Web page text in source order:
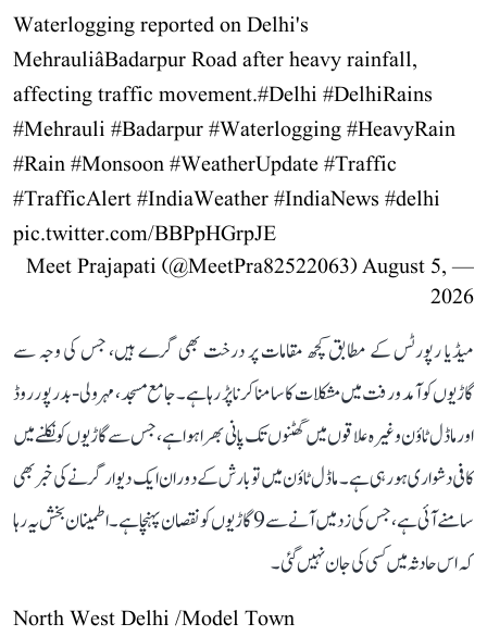
Waterlogging reported on Delhi's
MehrauliâBadarpur Road after heavy rainfall,
affecting traffic movement.#Delhi #DelhiRains
#Mehrauli #Badarpur#Waterlogging#HeavyRain
#Rain#Monsoon#WeatherUpdate#Traffic
#TrafficAlert#IndiaWeather#IndiaNews #delhi
pic.twitter.com/BBPpHGrpJE
— Meet Prajapati (@MeetPra82522063)
August 5,
2026
میڈیا رپورٹس کے مطابق کچھ مقامات پر درخت بھی گرے ہیں، جس کی وجہ سے
گاڑیوں کو آمد و رفت میں مشکلات کا سامنا کرنا پڑ رہا ہے۔ جامع مسجد، مہرولی-بدرپور روڈ
اور ماڈل ٹاؤن وغیرہ علاقوں میں گھٹنوں تک پانی بھرا ہوا ہے، جس سے گاڑیوں کو نکلنے میں
کافی دشواری ہو رہی ہے۔ ماڈل ٹاؤن میں تو بارش کے دوران ایک دیوار گرنے کی خبر بھی
سامنے آئی ہے، جس کی زد میں آنے سے 9 گاڑیوں کو نقصان پہنچا ہے۔ اطمینان بخش یہ رہا
کہ اس حادثہ میں کسی کی جان نہیں گئی۔
North West Delhi /Model Town